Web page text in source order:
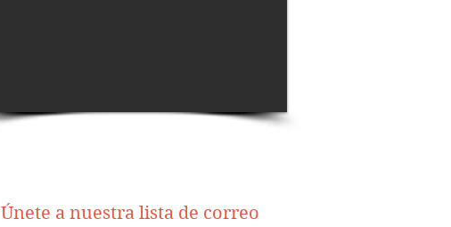
Únete a nuestra lista de correo